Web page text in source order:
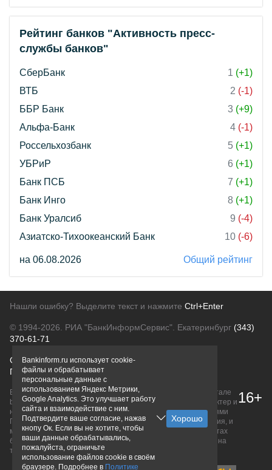
Рейтинг банков "Активность пресс-
службы банков"
СберБанк 1 (+1)
ВТБ
2 (-1)
ББР Банк
3 (+9)
Альфа-Банк
4 (-1)
Россельхозбанк
5 (+1)
УБРиР
6 (+1)
Банк ПСБ
7 (+1)
Банк Инго
8 (+1)
Банк Уралсиб
9 (-4)
Азиатско-Тихоокеанский Банк
10 (-6)
на 06.08.2026 Общий рейтинг
Нашли ошибку? Выделите текст и нажмите Ctrl+Enter
© 1994-2026. РИА "БанкИнформСервис". Екатеринбург (343)
370-61-71
О проектеПолитика конфиденциальности
Правовая информацияДля рекламодателей
Вся информация о продуктах банков, размещенная на портале
bankinform.ru, носит исключительно ознакомительный характер и
не является публичной офертой, определяемой положениями
ГК РФ. Информация не содержит точного и полного описания, и
может быть изменена. Конечные условия уточняйте на сайтах
банков или при личном обращении. Исключительное право на
товарные знаки принадлежит их правообладателям.
16+
Bankinform.ru использует cookie-
файлы и обрабатывает
персональные данные с
использованием Яндекс Метрики,
Google Analytics. Это улучшает работу
сайта и взаимодействие с ним.
Подтвердите ваше согласие, нажав
кнопу Ок. Если вы не хотите, чтобы
ваши данные обрабатывались,
пожалуйста, ограничьте
использование файлов cookie в своём
браузере. Подробнее в Политике